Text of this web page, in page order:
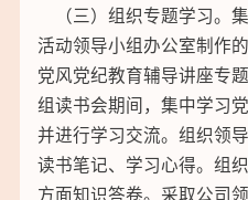
（三）组织专题学习。
活动领导小组办公室制作
党风党纪教育辅导讲座专
组读书会期间，集中学习
并进行学习交流。组织领
读书笔记、学习心得。组
方面知识答卷。采取公司